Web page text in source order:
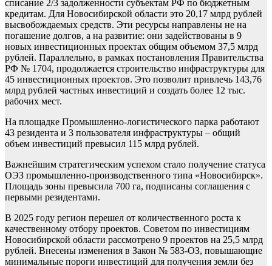
списание 2/3 задолженности субъектам РФ по бюджетным
кредитам. Для Новосибирской области это 20,17 млрд рублей
высвобождаемых средств. Эти ресурсы направлены не на
погашение долгов, а на развитие: они задействованы в 9
новых инвестиционных проектах общим объемом 37,5 млрд
рублей. Параллельно, в рамках постановления Правительства
РФ № 1704, продолжается строительство инфраструктуры для
45 инвестиционных проектов. Это позволит привлечь 143,76
млрд рублей частных инвестиций и создать более 12 тыс.
рабочих мест.
На площадке Промышленно-логистического парка работают
43 резидента и 3 пользователя инфраструктуры – общий
объем инвестиций превысил 115 млрд рублей.
Важнейшим стратегическим успехом стало получение статуса
ОЭЗ промышленно-производственного типа «Новосибирск».
Площадь зоны превысила 700 га, подписаны соглашения с
первыми резидентами.
В 2025 году регион перешел от количественного роста к
качественному отбору проектов. Советом по инвестициям
Новосибирской области рассмотрено 9 проектов на 25,5 млрд
рублей. Внесены изменения в Закон № 583-ОЗ, повышающие
минимальные пороги инвестиций для получения земли без